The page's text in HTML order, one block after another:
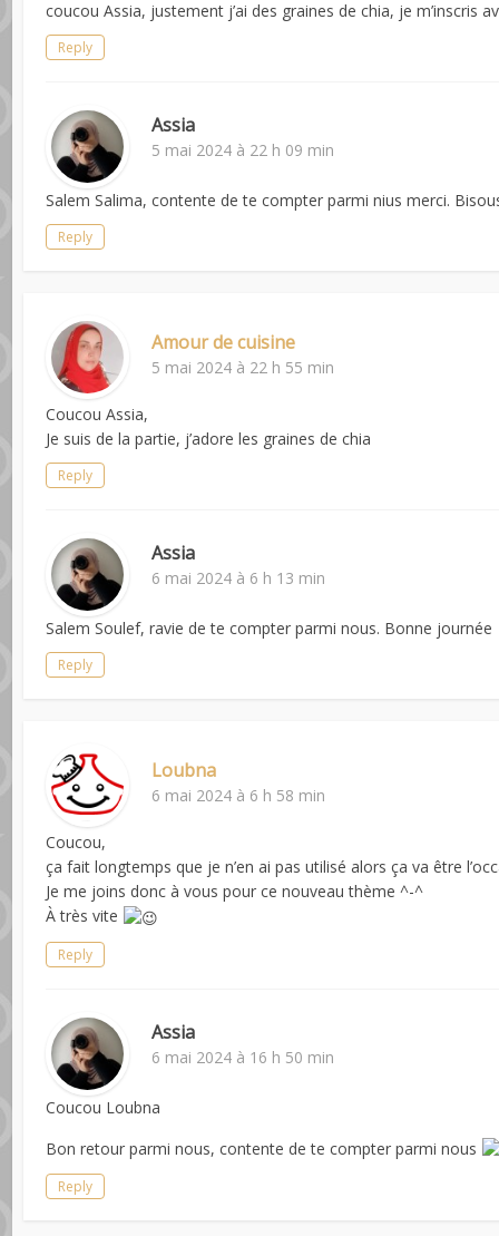
coucou Assia, justement j’ai des graines de chia, je m’inscris
Reply
Assia
5 mai 2024 à 22 h 09 min
Salem Salima, contente de te compter parmi nius merci.
Reply
Amour de cuisine
5 mai 2024 à 22 h 55 min
Coucou Assia,
Je suis de la partie, j’adore les graines de chia
Reply
Assia
6 mai 2024 à 6 h 13 min
Salem Soulef, ravie de te compter parmi nous. Bonne journée
Reply
Loubna
6 mai 2024 à 6 h 58 min
Coucou,
ça fait longtemps que je n’en ai pas utilisé alors ça va être
Je me joins donc à vous pour ce nouveau thème ^-^
À très vite
Reply
Assia
6 mai 2024 à 16 h 50 min
Coucou Loubna
Bon retour parmi nous, contente de te compter parmi nous
Reply